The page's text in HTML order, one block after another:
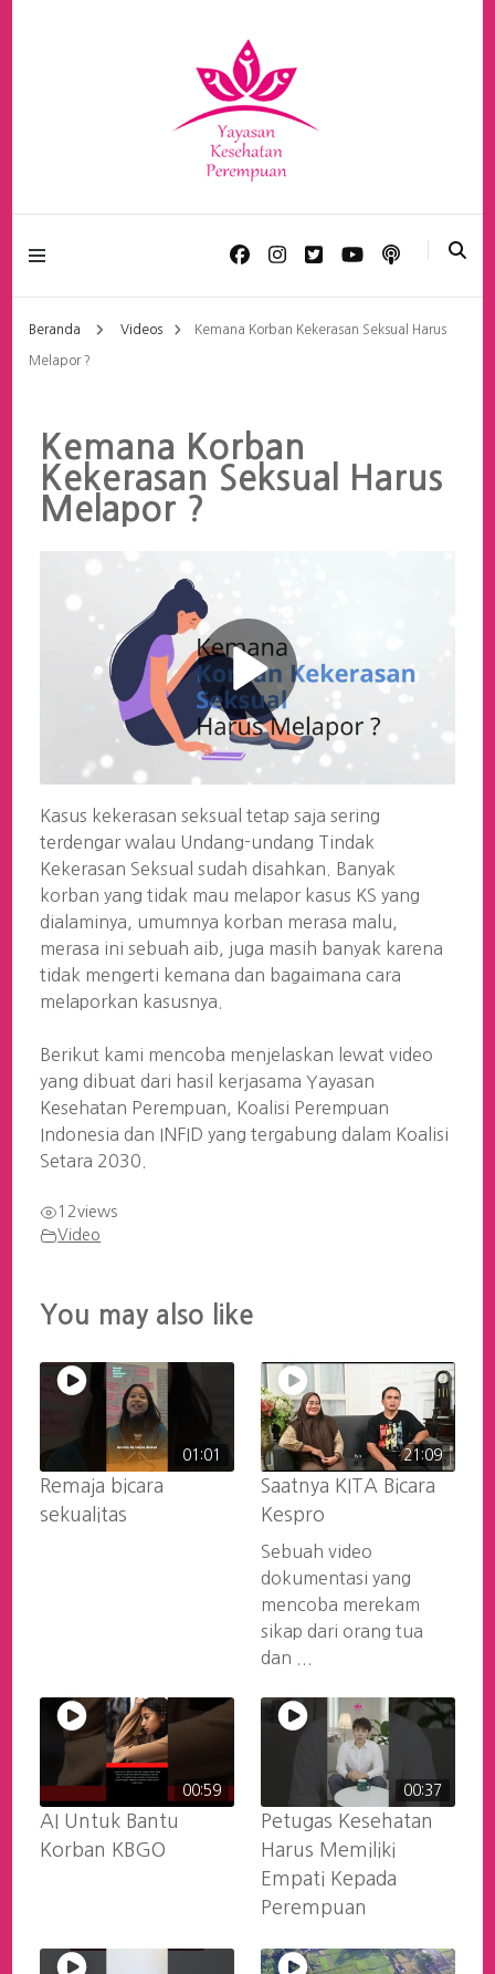
Yayasan Kesehatan
Perempuan
Beranda Videos Kemana Korban Kekerasan Seksual Harus
Melapor ?
Kemana Korban
Kekerasan Seksual Harus
Melapor ?
Kasus kekerasan seksual tetap saja sering
terdengar walau Undang-undang Tindak
Kekerasan Seksual sudah disahkan. Banyak
korban yang tidak mau melapor kasus KS yang
dialaminya, umumnya korban merasa malu,
merasa ini sebuah aib, juga masih banyak karena
tidak mengerti kemana dan bagaimana cara
melaporkan kasusnya.
Berikut kami mencoba menjelaskan lewat video
yang dibuat dari hasil kerjasama Yayasan
Kesehatan Perempuan, Koalisi Perempuan
Indonesia dan INFID yang tergabung dalam Koalisi
Setara 2030.
12views
Video
You may also like
01:01
Remaja bicara
sekualitas
21:09
Saatnya KITA Bicara
Kespro
Sebuah video
dokumentasi yang
mencoba merekam
sikap dari orang tua
dan ...
00:59
AI Untuk Bantu
Korban KBGO
00:37
Petugas Kesehatan
Harus Memiliki
Empati Kepada
Perempuan